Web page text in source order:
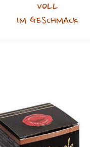
VOLL
IM GESCHMACK